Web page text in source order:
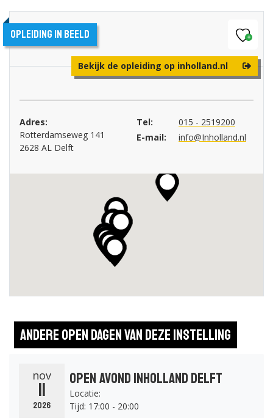
Bekijk de opleiding op inholland.nl
Opleiding in beeld
Adres:
Rotterdamseweg 141
2628 AL Delft
Tel:
015 - 2519200
E-mail:
info@Inholland.nl
Andere open dagen van deze instelling
nov
11
2026
Open Avond Inholland Delft
Locatie:
Tijd: 17:00 - 20:00